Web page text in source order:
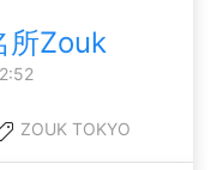
所Zouk
ZOUK TOKYO